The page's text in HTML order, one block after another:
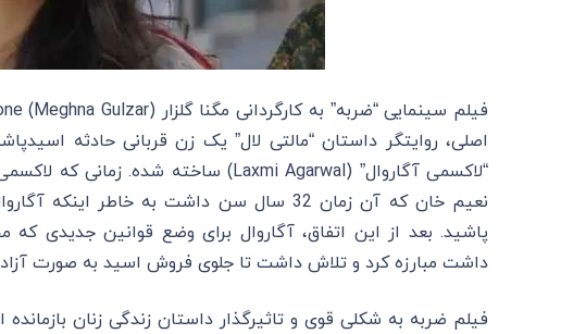
اصلی، روایتگر داستان “مالتی لال” یک زن قربانی حادثه
نعیم خان که آن زمان 32 سال سن داشت به خاطر
پاشید. بعد از این اتفاق، آگاروال برای وضع قوانین جدیدی
داشت مبارزه کرد و تلاش داشت تا جلوی فروش اسید به صورت آزاد
فیلم ضربه به شکلی قوی و تاثیرگذار داستان زندگی زنان